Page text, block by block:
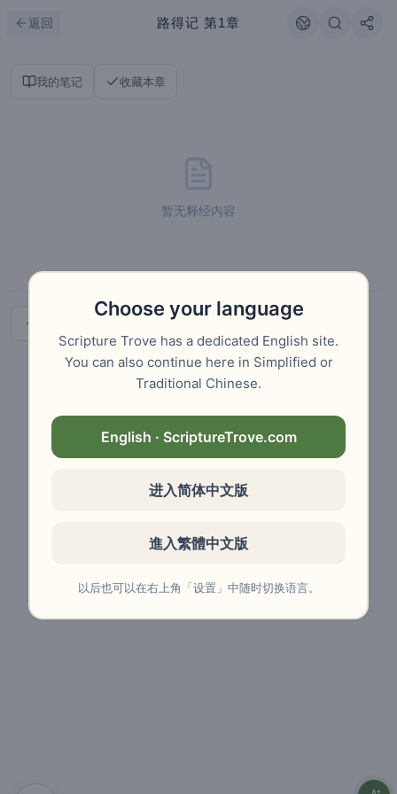
返回 路得记 第1章
我的笔记 收藏本章
暂无释经内容
Choose your language
Scripture Trove has a dedicated English site.
You can also continue here in Simplified or
Traditional Chinese.
English · ScriptureTrove.com
进入简体中文版
進入繁體中文版
以后也可以在右上角「设置」中随时切换语言。